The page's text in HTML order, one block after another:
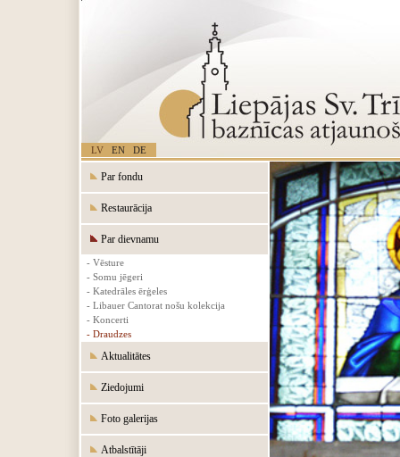
LV EN DE
Par fondu
Restaurācija
Par dievnamu
- Vēsture
- Somu jēgeri
- Katedrāles ērģeles
- Libauer Cantorat nošu kolekcija
- Koncerti
- Draudzes
Aktualitātes
Ziedojumi
Foto galerijas
Atbalstītāji